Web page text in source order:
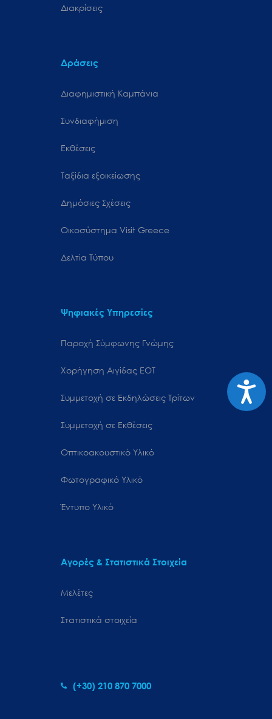
Διακρίσεις
Δράσεις
Διαφημιστική Καμπάνια
Συνδιαφήμιση
Εκθέσεις
Ταξίδια εξοικείωσης
Δημόσιες Σχέσεις
Oικοσύστημα Visit Greece
Δελτία Τύπου
Ψηφιακές Υπηρεσίες
Παροχή Σύμφωνης Γνώμης
Χορήγηση Αιγίδας ΕΟΤ
Συμμετοχή σε Εκδηλώσεις Τρίτων
Συμμετοχή σε Εκθέσεις
Οπτικοακουστικό Υλικό
Φωτογραφικό Υλικό
Έντυπο Υλικό
Αγορές & Στατιστικά Στοιχεία
Μελέτες
Στατιστικά στοιχεία
(+30) 210 870 7000